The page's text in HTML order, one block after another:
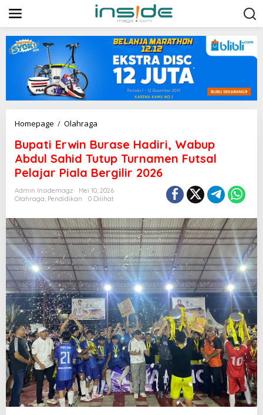
w
Homepage / Olahraga
p
a
t
i
E
r
i
n
B
u
r
a
s
e
H
a
d
i
r
i
,
W
a
b
u
Bupati Erwin Burase Hadiri, Wabup
Abdul Sahid Tutup Turnamen Futsal
Pelajar Piala Bergilir 2026
Admin Insidemagz
Mei 10, 2026
Olahraga, Pendidikan 0 Dilihat